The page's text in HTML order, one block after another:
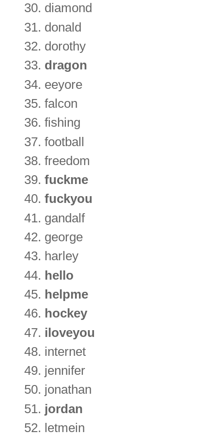
diamond
donald
dorothy
dragon
eeyore
falcon
fishing
football
freedom
fuckme
fuckyou
gandalf
george
harley
hello
helpme
hockey
iloveyou
internet
jennifer
jonathan
jordan
letmein